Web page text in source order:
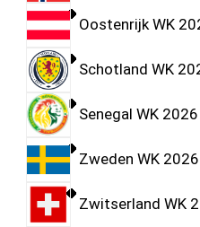
Oostenrijk WK
Schotland WK
Senegal WK
Zweden WK
Zwitserland WK